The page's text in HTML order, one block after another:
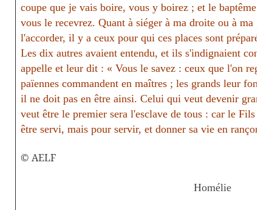
coupe que je vais boire, vous y boirez ; et le baptême
vous le recevrez. Quant à siéger à ma droite ou à ma
l'accorder, il y a ceux pour qui ces places sont
Les dix autres avaient entendu, et ils s'indignaient contre
appelle et leur dit : « Vous le savez : ceux que l'on
païennes commandent en maîtres ; les grands leur font
il ne doit pas en être ainsi. Celui qui veut devenir grand
veut être le premier sera l'esclave de tous : car le Fils
être servi, mais pour servir, et donner sa vie en rançon
© AELF
Homélie